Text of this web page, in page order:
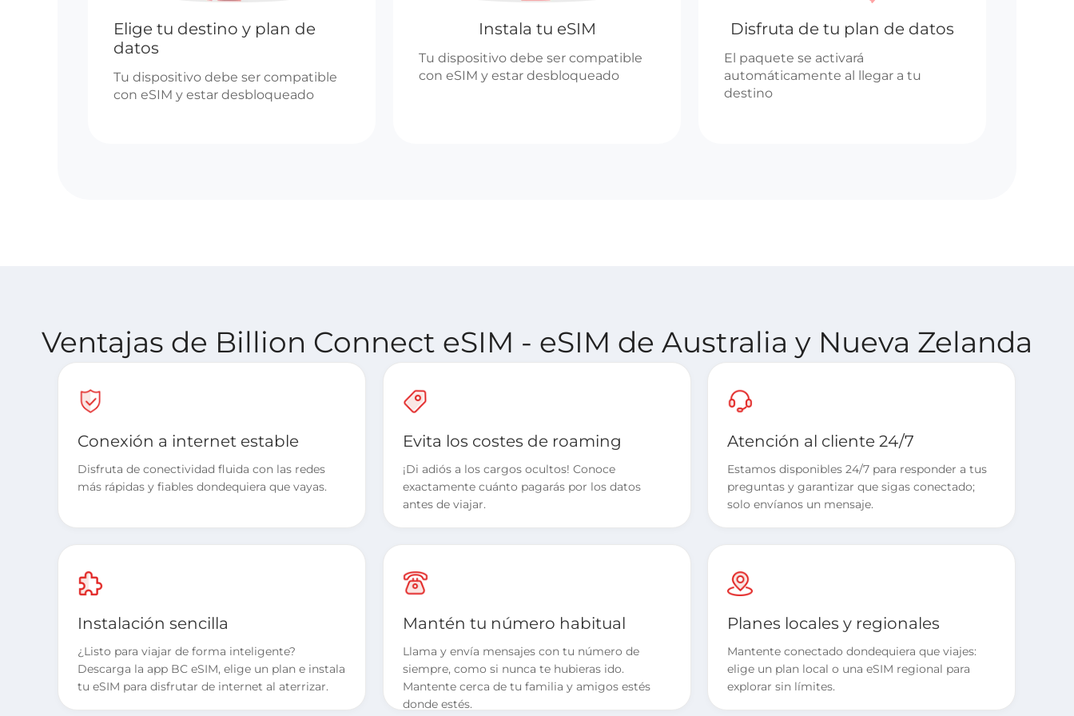
Elige tu destino y plan de
datos
Tu dispositivo debe ser compatible
con eSIM y estar desbloqueado
Instala tu eSIM
Tu dispositivo debe ser compatible
con eSIM y estar desbloqueado
Disfruta de tu plan de datos
El paquete se activará
automáticamente al llegar a tu
destino
Ventajas de Billion Connect eSIM - eSIM de Australia y Nueva Zelanda
Conexión a internet estable
Disfruta de conectividad fluida con las redes
más rápidas y fiables dondequiera que vayas.
Evita los costes de roaming
¡Di adiós a los cargos ocultos! Conoce
exactamente cuánto pagarás por los datos
antes de viajar.
Atención al cliente 24/7
Estamos disponibles 24/7 para responder a tus
preguntas y garantizar que sigas conectado;
solo envíanos un mensaje.
Instalación sencilla
¿Listo para viajar de forma inteligente?
Descarga la app BC eSIM, elige un plan e instala
tu eSIM para disfrutar de internet al aterrizar.
Mantén tu número habitual
Llama y envía mensajes con tu número de
siempre, como si nunca te hubieras ido.
Mantente cerca de tu familia y amigos estés
donde estés.
Planes locales y regionales
Mantente conectado dondequiera que viajes:
elige un plan local o una eSIM regional para
explorar sin límites.